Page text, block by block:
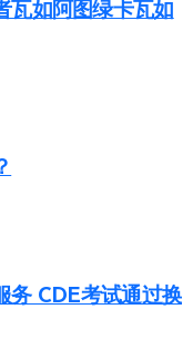
瓦如阿图绿卡瓦如
务 CDE考试通过换